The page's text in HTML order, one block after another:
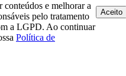
e melhorar a
pelo tratamento
a LGPD. Ao continuar
Política de
Aceito